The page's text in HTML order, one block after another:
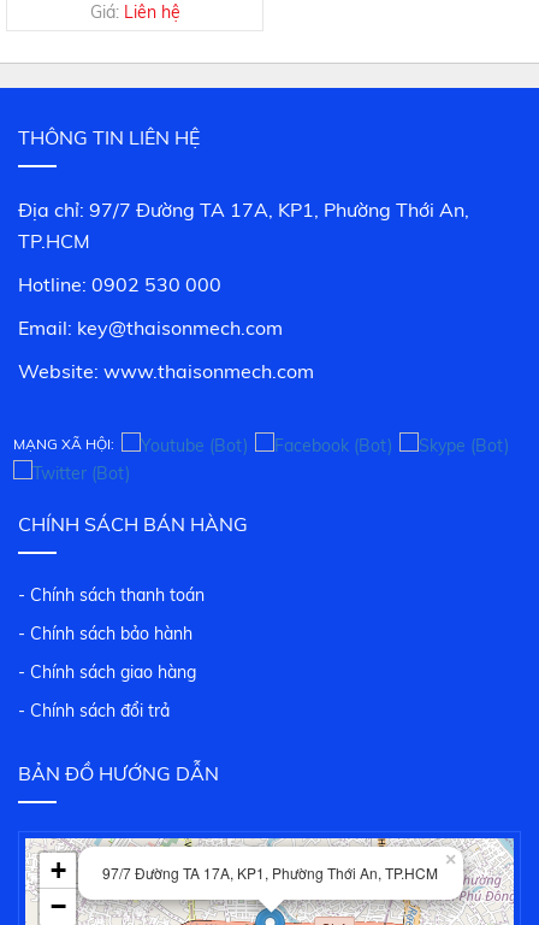
Giá: Liên hệ
THÔNG TIN LIÊN HỆ
Địa chỉ: 97/7 Đường TA 17A, KP1, Phường Thới An,
TP.HCM
Hotline: 0902 530 000
Email: key@thaisonmech.com
Website: www.thaisonmech.com
MẠNG XÃ HỘI:
CHÍNH SÁCH BÁN HÀNG
- Chính sách thanh toán
- Chính sách bảo hành
- Chính sách giao hàng
- Chính sách đổi trả
BẢN ĐỒ HƯỚNG DẪN
97/7 Đường TA 17A, KP1, Phường Thới An, TP.HCM
×
+
−